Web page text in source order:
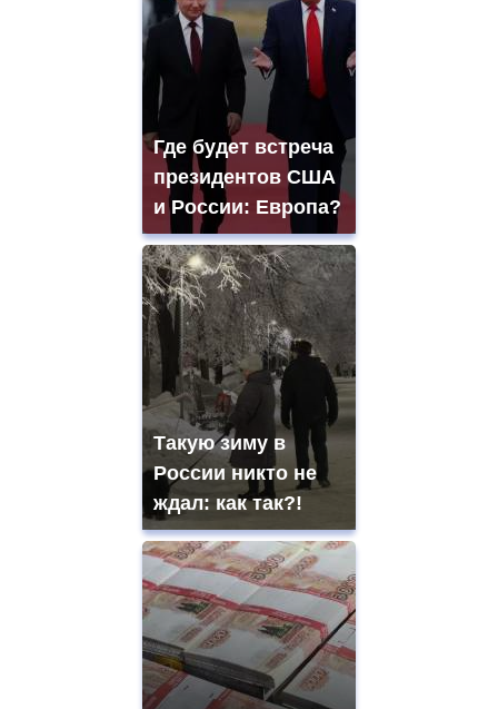
Где будет встреча
президентов США
и России: Европа?
Такую зиму в
России никто не
ждал: как так?!